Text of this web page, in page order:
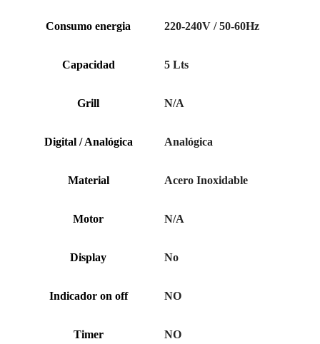
Consumo energia 220-240V / 50-60Hz
Capacidad 5 Lts
Grill N/A
Digital / Analógica Analógica
Material Acero Inoxidable
Motor N/A
Display No
Indicador on off NO
Timer NO